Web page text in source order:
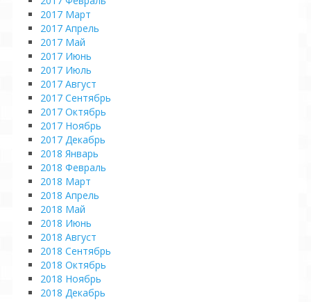
2017 Март
2017 Апрель
2017 Май
2017 Июнь
2017 Июль
2017 Август
2017 Сентябрь
2017 Октябрь
2017 Ноябрь
2017 Декабрь
2018 Январь
2018 Февраль
2018 Март
2018 Апрель
2018 Май
2018 Июнь
2018 Август
2018 Сентябрь
2018 Октябрь
2018 Ноябрь
2018 Декабрь